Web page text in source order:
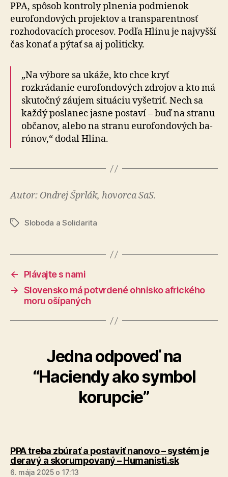
PPA, spôsob kontroly plnenia podmienok
eurofondových projektov a transparentnosť
rozhodovacích procesov. Podľa Hlinu je najvyšší
čas konať a pýtať sa aj politicky.
„Na výbore sa ukáže, kto chce kryť
rozkrádanie eu­ro­fon­do­vých zdrojov a kto má
skutočný záujem situáciu vyšetriť. Nech sa
každý poslanec jasne postaví – buď na stranu
občanov, alebo na stranu eurofondových ba­
ró­nov,“ dodal Hlina.
Autor: Ondrej Šprlák, hovorca SaS.
ZnačkySloboda a Solidarita
←
Plávajte s nami
→ Slovensko má potvrdené ohnisko afrického
moru ošípaných
Jedna odpoveď na
“Haciendy ako symbol
korupcie”
PPA treba zbúrať a postaviť nanovo – systém je
deravý a skorumpovaný – Humanisti.skhovorí:
6. mája 2025 o 17:13